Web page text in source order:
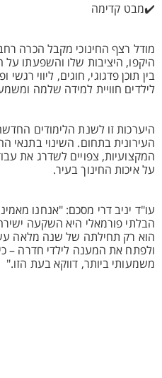
✔️מבט קדימה
מודל רצף החינוכי מקבל הכרה
היקפו, היציבות שלו והשפעתו על
בין תוכן פדגוגי, חוגים, ליווי
לילדים חוויית למידה שלמה
היערכות זו לשנת הלימודים
העירונית בתחום. השינוי
המקצועיות, צפויים לשדרג את
על איכות החינוך בעיר.
עו"ד יניב דרי מסכם: "אנחנו
הבלתי פורמאלי היא השקעה
הוא רק תחילתה של שנה מלאה
ולפתח את המענה לילדי חדרה –
משמעותי ביותר, דווקא בעת הזו."